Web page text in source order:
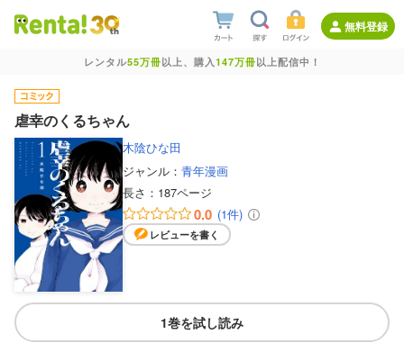
無料登録
レンタル55万冊以上、購入147万冊以上配信中！
虐幸のくるちゃん
木陰ひな田
ジャンル： 青年漫画
長さ： 187ページ
0.0 (1件)
レビューを書く
1巻を試し読み